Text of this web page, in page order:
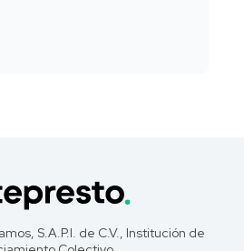
S.A.P.I. de C.V., Institución de